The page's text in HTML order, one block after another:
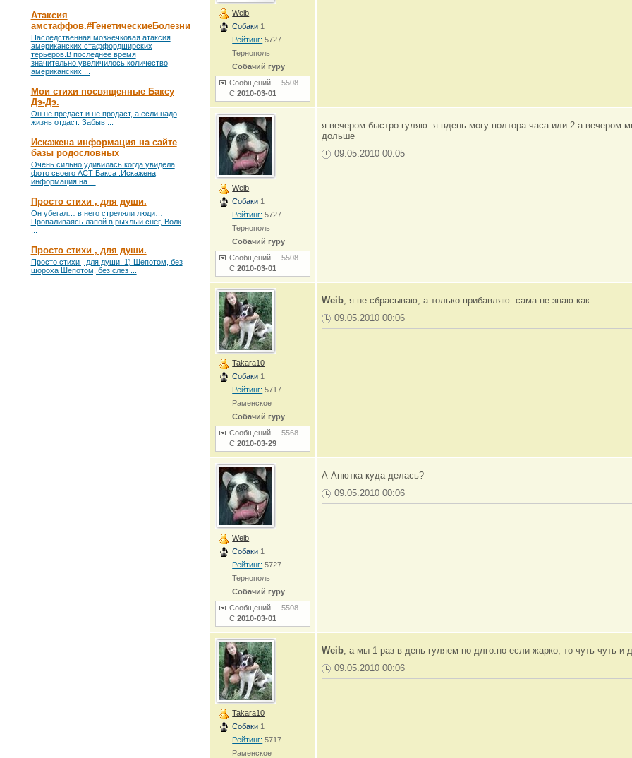
Атаксия
амстаффов.#ГенетическиеБолезни
Наследственная мозжечковая атаксия
американских стаффордширских
терьеров.В последнее время
значительно увеличилось количество
американских ...
Мои стихи посвященные Баксу
Дэ-Дэ.
Он не предаст и не продаст, а если надо
жизнь отдаст. Забыв ...
Искажена информация на сайте
базы родословных
Очень сильно удивилась когда увидела
фото своего АСТ Бакса .Искажена
информация на ...
Просто стихи , для души.
Он убегал… в него стреляли люди…
Проваливаясь лапой в рыхлый снег, Волк
Просто стихи , для души.
Просто стихи , для души. 1) Шепотом, без
шороха Шепотом, без слез ...
Weib
Собаки 1
Рейтинг: 5727
Тернополь
Собачий гуру
Сообщений5508
С2010-03-01
Weib
Собаки 1
Рейтинг: 5727
Тернополь
Собачий гуру
Сообщений5508
С2010-03-01
я вечером быстро гуляю. я вдень могу полтора часа или 2 а вечером
дольше
09.05.2010 00:05
Takara10
Собаки 1
Рейтинг: 5717
Раменское
Собачий гуру
Сообщений5568
С2010-03-29
Weib, я не сбрасываю, а только прибавляю. сама не знаю как .
09.05.2010 00:06
Weib
Собаки 1
Рейтинг: 5727
Тернополь
Собачий гуру
Сообщений5508
С2010-03-01
А Анютка куда делась?
09.05.2010 00:06
Takara10
Собаки 1
Рейтинг: 5717
Раменское
Weib, а мы 1 раз в день гуляем но длго.но если жарко, то чуть-чуть и
09.05.2010 00:06